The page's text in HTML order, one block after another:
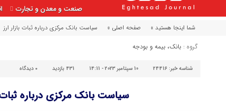
صنعت و معدن و تجارت
شما اینجا هستید » صفحه اصلی » سیاست بانک مرکزی درباره ثبات بازار ارز
گروه : بانک، بیمه و بودجه
شناسه خبر: 24416 10 سپتامبر 2023 - 14:11 431 بازدید ۰ دیدگاه
سیاست بانک مرکزی درباره ثبات